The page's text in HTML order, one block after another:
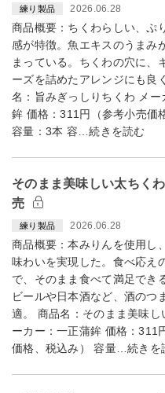
練り製品 2026.06.28
商品概要：ちくわらしい、ぷ
感が特徴。魚エキスのうまみ
まっている。ちくわの穴に、
ーズを詰めたアレンジにも良
名：旨みぎっしりちくわ メー
鉾 価格：311円（参考小売価
容量：3本 容…続きを読む
そのまま美味しい太ちく
売
練り製品 2026.06.28
商品概要：本みりんを使用し
味わいを実現した。食べ応え
で、そのまま食べて満足でき
ビールや日本酒など、酒のつ
適。 商品名：そのまま美味し
ーカー：一正蒲鉾 価格：311
価格、税込み） 容量…続きを